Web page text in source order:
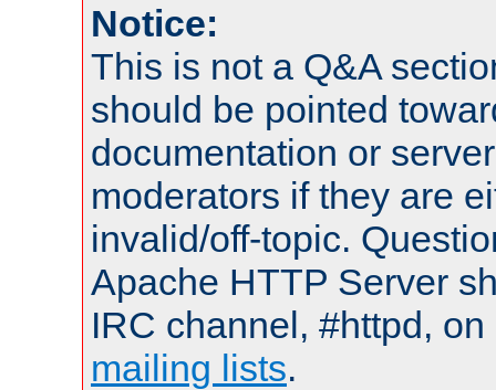
Notice:
This is not a Q&A
should be pointed
documentation or
moderators if they are
invalid/off-topic.
Apache HTTP Server
IRC channel, #httpd,
mailing lists.